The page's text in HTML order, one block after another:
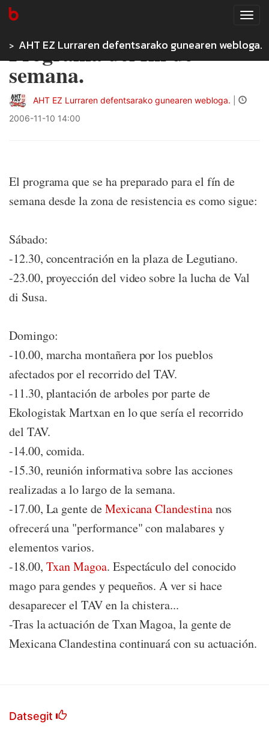
AHT EZ Lurraren defentsarako gunearen webloga.
Programa del fín de
semana.
AHT EZ Lurraren defentsarako gunearen webloga.
2006-11-10 14:00
El programa que se ha preparado para el fín de
semana desde la zona de resistencia es como sigue:
Sábado:
-12.30, concentración en la plaza de Legutiano.
-23.00, proyección del video sobre la lucha de Val
di Susa.
Domingo:
-10.00, marcha montañera por los pueblos
afectados por el recorrido del TAV.
-11.30, plantación de arboles por parte de
Ekologistak Martxan en lo que sería el recorrido
del TAV.
-14.00, comida.
-15.30, reunión informativa sobre las acciones
realizadas a lo largo de la semana.
-17.00, La gente deMexicana Clandestinanos
ofrecerá una "performance" con malabares y
elementos varios.
-18.00, Txan Magoa. Espectáculo del conocido
mago para gendes y pequeños. A ver si hace
desaparecer el TAV en la chistera...
-Tras la actuación de Txan Magoa, la gente de
Mexicana Clandestina continuará con su actuación.
Datsegit